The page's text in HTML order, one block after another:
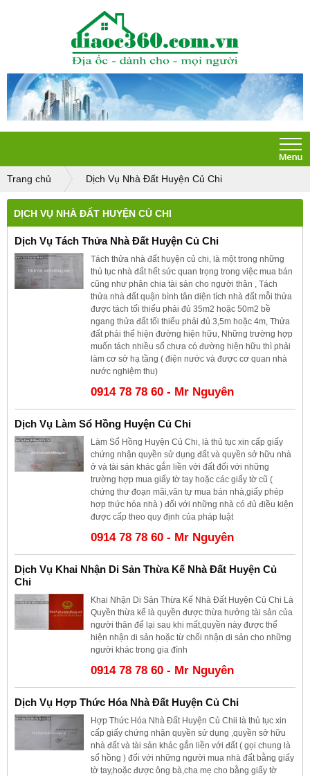
Trang chủ Dịch Vụ Nhà Đất Huyện Củ Chi
DỊCH VỤ NHÀ ĐẤT HUYỆN CỦ CHI
Dịch Vụ Tách Thửa Nhà Đất Huyện Củ Chi
Tách thửa nhà đất huyện củ chi, là một trong những
thủ tục nhà đất hết sức quan trọng trong việc mua bán
cũng như phân chia tài sản cho người thân , Tách
thửa nhà đất quận bình tân diện tích nhà đất mỗi thửa
được tách tối thiểu phải đủ 35m2 hoặc 50m2 bề
ngang thửa đất tối thiểu phải đủ 3,5m hoặc 4m, Thửa
đất phải thể hiện đường hiện hữu, Những trường hợp
muốn tách nhiều sổ chưa có đường hiện hữu thì phải
làm cơ sở hạ tầng ( điện nước và được cơ quan nhà
nước nghiệm thu)
0914 78 78 60 - Mr Nguyên
Dịch Vụ Làm Sổ Hồng Huyện Củ Chi
Làm Sổ Hồng Huyện Củ Chi, là thủ tục xin cấp giấy
chứng nhận quyền sử dụng đất và quyền sở hữu nhà
ở và tài sản khác gắn liền với đất đối với những
trường hợp mua giấy tờ tay hoặc các giấy tờ cũ (
chứng thư đoạn mãi,văn tự mua bán nhà,giấy phép
hợp thức hóa nhà ) đối với những nhà có đủ điều kiện
được cấp theo quy định của pháp luật
0914 78 78 60 - Mr Nguyên
Dịch Vụ Khai Nhận Di Sản Thừa Kế Nhà Đất Huyện Củ
Chi
Khai Nhận Di Sản Thừa Kế Nhà Đất Huyện Củ Chi Là
Quyền thừa kế là quyền được thừa hưởng tài sản của
người thân để lại sau khi mất,quyền này được thể
hiện nhận di sản hoặc từ chối nhận di sản cho những
người khác trong gia đình
0914 78 78 60 - Mr Nguyên
Dịch Vụ Hợp Thức Hóa Nhà Đất Huyện Củ Chi
Hợp Thức Hóa Nhà Đất Huyện Củ Chii là thủ tục xin
cấp giấy chứng nhận quyền sử dụng ,quyền sở hữu
nhà đất và tài sản khác gắn liền với đất ( gọi chung là
sổ hồng ) đối với những người mua nhà đất bằng giấy
tờ tay,hoặc được ông bà,cha mẹ cho bằng giấy tờ